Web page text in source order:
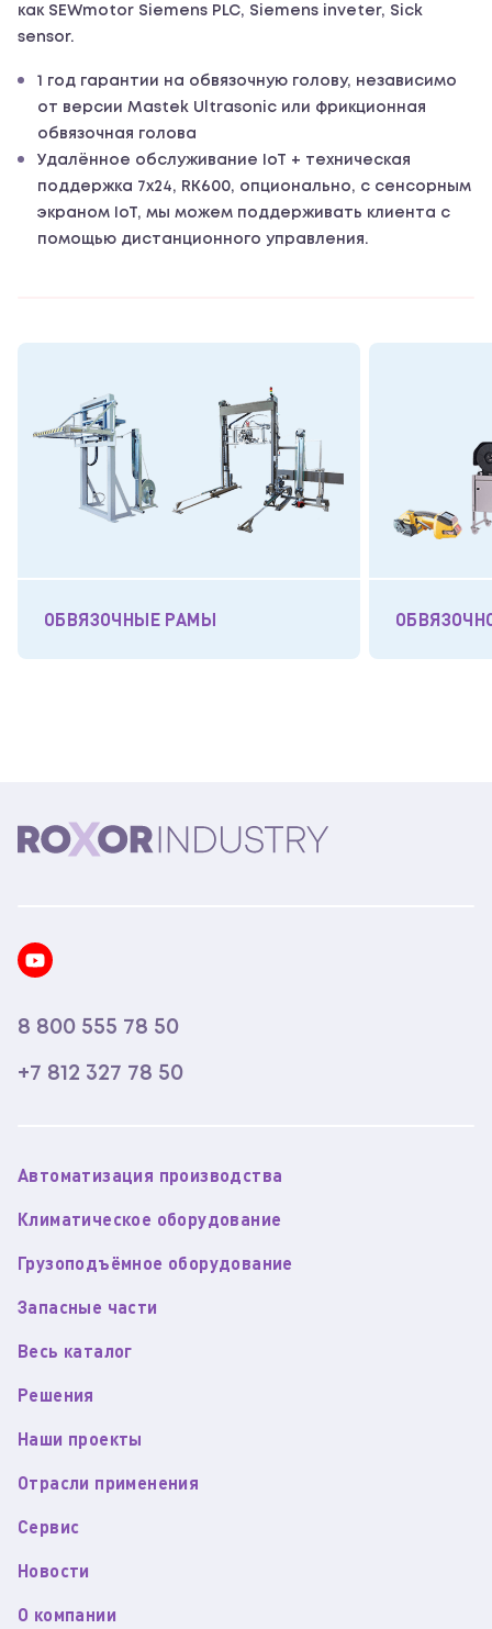
как SEWmotor Siemens PLC, Siemens inveter, Sick
sensor.
1 год гарантии на обвязочную голову, независимо
от версии Mastek Ultrasonic или фрикционная
обвязочная голова
Удалённое обслуживание IoT + техническая
поддержка 7x24, RK600, опционально, с сенсорным
экраном IoT, мы можем поддерживать клиента с
помощью дистанционного управления.
ОБВЯЗОЧНЫЕ РАМЫ
8 800 555 78 50
+7 812 327 78 50
Автоматизация производства
Климатическое оборудование
Грузоподъёмное оборудование
Запасные части
Весь каталог
Решения
Наши проекты
Отрасли применения
Сервис
Новости
О компании